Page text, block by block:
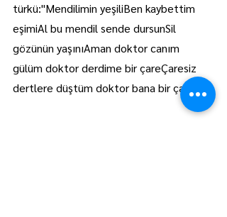
türkü:''Mendilimin yeşiliBen kaybettim
eşimiAl bu mendil sende dursunSil
gözünün yaşınıAman doktor canım
gülüm doktor derdime bir çareÇaresiz
dertlere düştüm doktor bana bir çare''